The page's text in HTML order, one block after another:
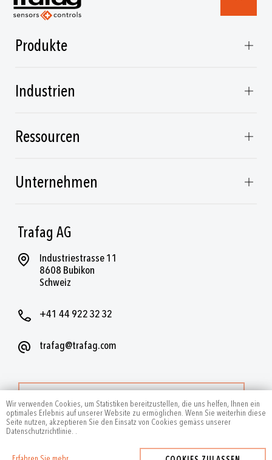
Wir verwenden Cookies, um Statistiken bereitzustellen, die uns helfen, Ihnen ein
optimales Erlebnis auf unserer Website zu ermöglichen. Wenn Sie weiterhin diese
Seite nutzen, akzeptieren Sie den Einsatz von Cookies gemäss unserer
Datenschutzrichtlinie. .
Trafag AG
Industriestrasse 11
8608 Bubikon
Schweiz
+41 44 922 32 32
trafag@trafag.com
WEITERE KONTAKTE
Produkte
Industrien
Ressourcen
Unternehmen